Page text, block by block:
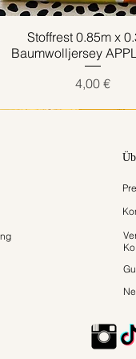
Schnellansicht
Stoffrest 0.85m x
Baumwolljersey
Preis
4,00 €